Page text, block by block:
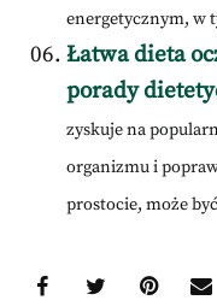
energetycznym, w
Łatwa dieta
porady
zyskuje na
organizmu i
prostocie, może